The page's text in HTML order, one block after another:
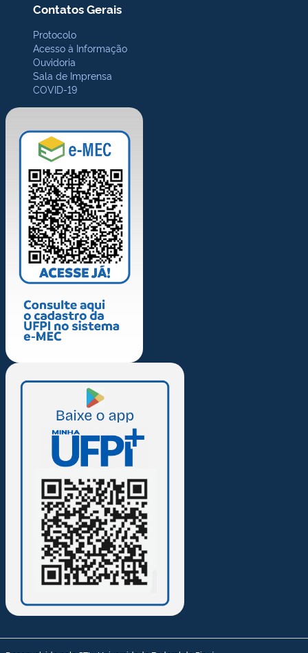
Contatos Gerais
Protocolo
Acesso à Informação
Ouvidoria
Sala de Imprensa
COVID-19